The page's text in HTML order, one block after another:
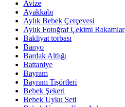
Avize
Ayakkabı
Aylık Bebek Çerçevesi
Aylık Fotoğraf Çekimi Rakamlar
Bakliyat torbası
Banyo
Bardak Altlığı
Battaniye
Bayram
Bayram Tişörtleri
Bebek Şekeri
Bebek Uyku Seti